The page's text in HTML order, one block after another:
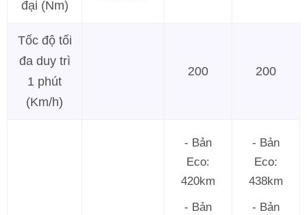
đại (Nm)
Tốc độ tối
đa duy trì
1 phút
(Km/h)
200 200
- Bản
Eco:
420km
- Bản
- Bản
Eco:
438km
- Bản